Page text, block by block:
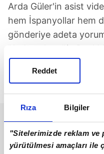
Rıza Bilgiler
"Sitelerimizde reklam ve
yürütülmesi amaçları ile
Reddet
Arda Güler'in asist
hem İspanyollar hem
gönderiye adeta
"Arda geleceğin Real
"Bu paslar sanat eseri
çıkarken genç